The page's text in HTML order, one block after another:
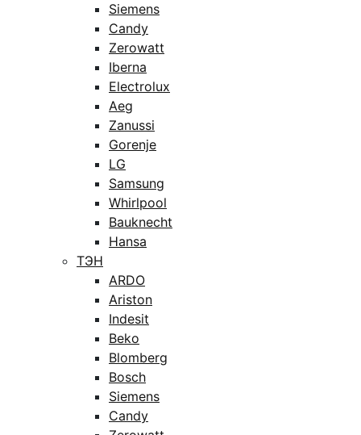
Siemens
Candy
Zerowatt
Iberna
Electrolux
Aeg
Zanussi
Gorenje
LG
Samsung
Whirlpool
Bauknecht
Hansa
ТЭН
ARDO
Ariston
Indesit
Beko
Blomberg
Bosch
Siemens
Candy